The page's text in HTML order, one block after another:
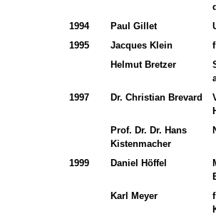
1994
Paul Gillet
1995
Jacques Klein
Helmut Bretzer
1997
Dr. Christian Brevard
Prof. Dr. Dr. Hans
Kistenmacher
1999 Daniel Höffel
Karl Meyer